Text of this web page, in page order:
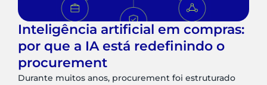
Inteligência artificial em compras:
por que a IA está redefinindo o
procurement
Durante muitos anos, procurement foi estruturado